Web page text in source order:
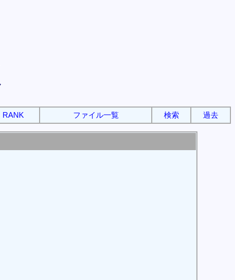
RANK ファイル一覧 検索 過去